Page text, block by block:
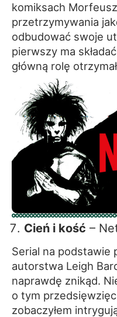
komiksach
przetrzymywania
odbudować swoje
pierwszy ma
główną rolę
Cień i kość –
Serial na podstawie
autorstwa Leigh
naprawdę znikąd.
o tym
zobaczyłem